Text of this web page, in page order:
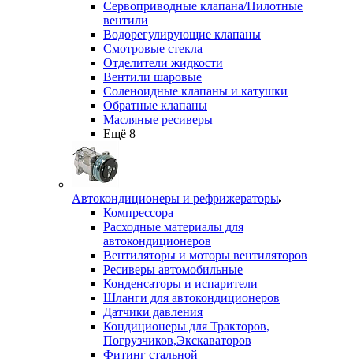
Сервоприводные клапана/Пилотные
вентили
Водорегулирующие клапаны
Смотровые стекла
Отделители жидкости
Вентили шаровые
Соленоидные клапаны и катушки
Обратные клапаны
Масляные ресиверы
Ещё 8
Автокондиционеры и рефрижераторы
Компрессора
Расходные материалы для
автокондиционеров
Вентиляторы и моторы вентиляторов
Ресиверы автомобильные
Конденсаторы и испарители
Шланги для автокондиционеров
Датчики давления
Кондиционеры для Тракторов,
Погрузчиков,Экскаваторов
Фитинг стальной